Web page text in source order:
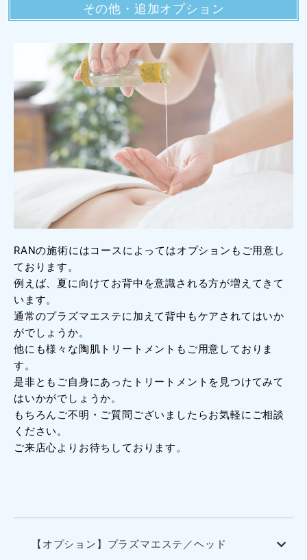
その他・追加オプション
RANの施術にはコースによってはオプションもご用意し
ております。
例えば、夏に向けてお背中を意識される方が増えてきて
います。
通常のプラズマエステに加えて背中もケアされてはいか
がでしょうか。
他にも様々な陶肌トリートメントもご用意しておりま
す。
是非ともご自身にあったトリートメントを見つけてみて
はいかがでしょうか。
もちろんご不明・ご質問ございましたらお気軽にご相談
ください。
ご来店心よりお待ちしております。
【オプション】プラズマエステ／ヘッド